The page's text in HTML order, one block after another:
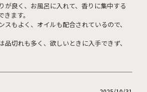
が良く、お風呂に入れて、香りに集中する
ます。
スもよく、オイルも配合されているので、
品切れも多く、欲しいときに入手できず、